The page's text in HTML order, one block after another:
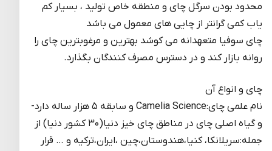
محدود بودن سرگل چای و منطقه خاص تولید ، بسیار کم
یاب کمی گرانتر از چایی های معمول می باشد
چای سوفیا متعهدانه می کوشد بهترین و مرغوبترین چای را
روانه بازار کند و در دسترس مصرف کنندگان بگذارد.
چای و انواع آن
نام علمی چای:Camelia Science و سابقه ۵ هزار ساله دارد-
و گیاه اصلی چای در مناطق چای خیز دنیا(۳۰ کشور دنیا) از
جمله:سریلانکا، کنیا،هندوستان،چین ،ایران،ترکیه و … قرار